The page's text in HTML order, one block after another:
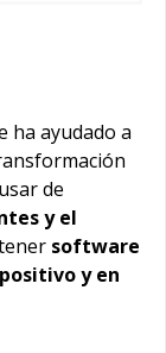
ha ayudado a
de
y el
software
y en